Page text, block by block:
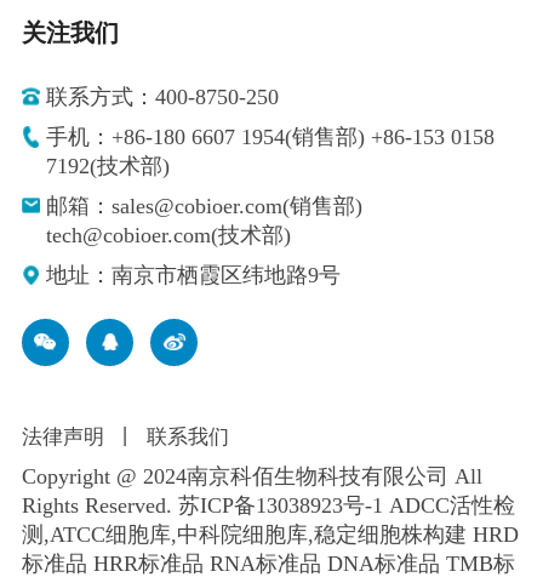
关注我们
联系方式：400-8750-250
手机：+86-180 6607 1954(销售部) +86-153 0158
7192(技术部)
邮箱：sales@cobioer.com(销售部)
tech@cobioer.com(技术部)
地址：南京市栖霞区纬地路9号
法律声明 联系我们
Copyright @ 2024南京科佰生物科技有限公司 All
Rights Reserved. 苏ICP备13038923号-1 ADCC活性检
测,ATCC细胞库,中科院细胞库,稳定细胞株构建 HRD
标准品 HRR标准品 RNA标准品 DNA标准品 TMB标